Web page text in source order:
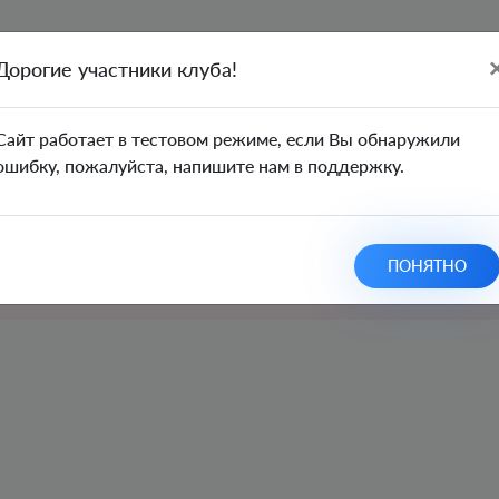
Private Modem
У вас нет доступа для просмотра
страницу маркета,чтобы
участники клуба!
работает в тестовом режиме, если Вы обнаружили
пожалуйста, напишите нам в поддержку.
ПОНЯТНО